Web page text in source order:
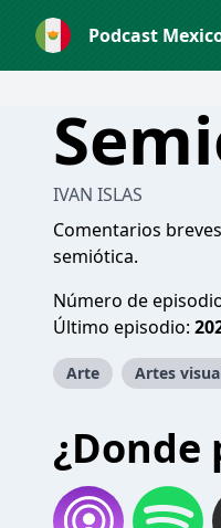
Podcast
IVAN ISLAS
Comentarios
semiótica.
Número de
Último episodio:
Arte Artes
¿Donde